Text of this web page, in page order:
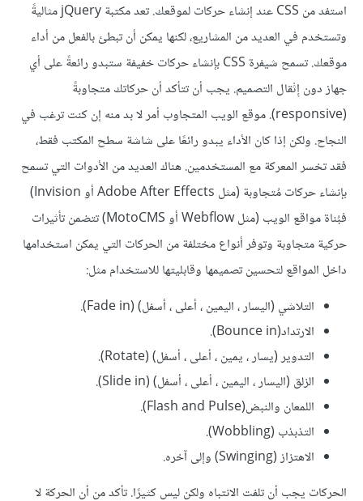
استفد من CSS عند إنشاء حركات لموقعك. تعد مكتبة jQuery مثاليةً
وتستخدم في العديد من المشاريع، لكنها يمكن أن تبطئ بالفعل من أداء
موقعك. تسمح شيفرة CSS بإنشاء حركات خفيفة ستبدو رائعةً على أي
جهاز دون إِثْقال التصميم. يجب أن تتأكد أن حركاتك متجاوبةً
(responsive). موقع الويب المتجاوب أمر لا بد منه إن كنت ترغب في
النجاح. ولكن إذا كان الأداء يبدو رائعًا على شاشة سطح المكتب فقط،
فقد تخسر المعركة مع المستخدمين. هناك العديد من الأدوات التي تسمح
بإنشاء حركات مُتجاوبة (مثل Adobe After Effects أو Invision)
فبُناة مواقع الويب (مثل Webflow أو MotoCMS) تتضمن تأثيرات
حركية متجاوبة وتوفر أنواع مختلفة من الحركات التي يمكن استخدامها
داخل المواقع لتحسين تصميمها وقابليتها للاستخدام مثل:
التلاشي (اليسار ، اليمين ، أعلى ، أسفل) (Fade in).
الارتداد(Bounce in).
التدوير (يسار ، يمين ، أعلى ، أسفل) (Rotate).
الزلق (اليسار ، اليمين ، أعلى ، أسفل) (Slide in).
اللمعان والنبض(Flash and Pulse).
التذبذب (Wobbling).
الاهتزاز (Swinging) وإلى آخره.
الحركات يجب أن تلفت الانتباه ولكن ليس كثيرًا. تأكد من أن الحركة لا